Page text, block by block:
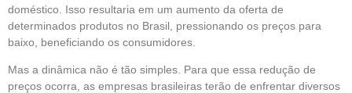
doméstico. Isso resultaria em um aumento da oferta de
determinados produtos no Brasil, pressionando os preços para
baixo, beneficiando os consumidores.
Mas a dinâmica não é tão simples. Para que essa redução de
preços ocorra, as empresas brasileiras terão de enfrentar diversos